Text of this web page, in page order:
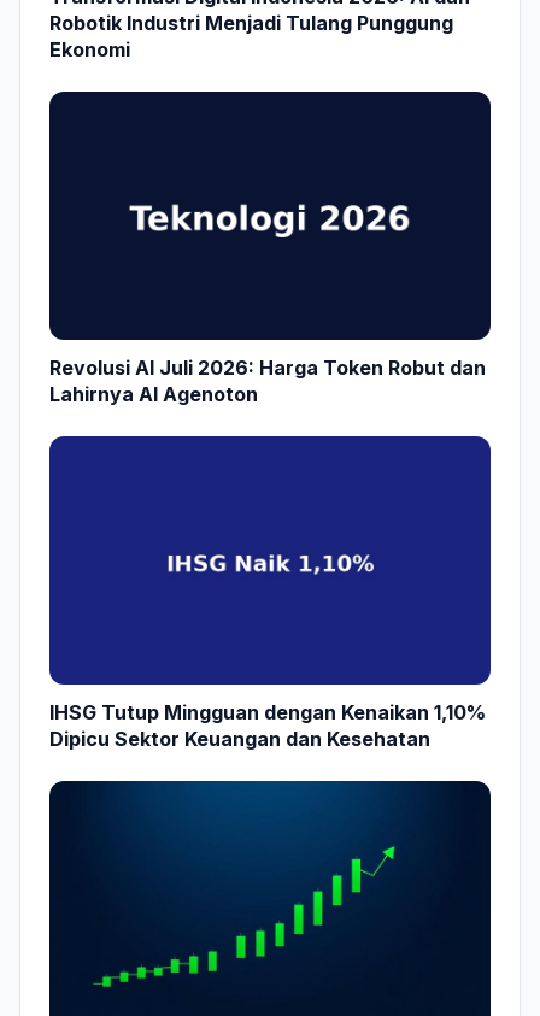
Robotik Industri Menjadi Tulang Punggung
Ekonomi
Revolusi AI Juli 2026: Harga Token Robut dan
Lahirnya AI Agenoton
IHSG Tutup Mingguan dengan Kenaikan 1,10%
Dipicu Sektor Keuangan dan Kesehatan